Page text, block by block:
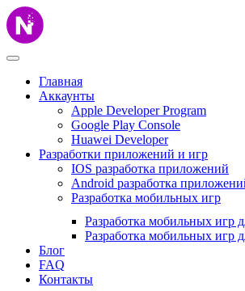
Главная
Аккаунты
Apple Developer Program
Google Play Console
Huawei Developer
Разработки приложений и игр
IOS разработка приложений
Android разработка
Разработка мобильных игр
Разработка мобильных игр
Разработка мобильных игр
Блог
FAQ
Контакты